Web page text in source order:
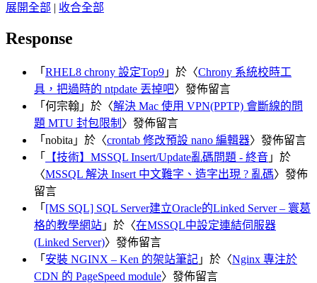
展開全部 | 收合全部
Response
「 RHEL8 chrony 設定Top9 」於〈Chrony 系統校時工
具，把過時的 ntpdate 丟掉吧〉發佈留言
「 何宗翰 」於〈解決 Mac 使用 VPN(PPTP) 會斷線的問
題 MTU 封包限制 〉發佈留言
「 nobita 」於〈crontab 修改預設 nano 編輯器〉發佈留言
「
【技術】MSSQL Insert/Update亂碼問題 - 終音 」於
〈MSSQL 解決 Insert 中文難字、造字出現 ? 亂碼〉發佈
留言
「 [MS SQL] SQL Server建立Oracle的Linked Server – 寰葛
格的教學網站 」於〈在MSSQL中設定連結伺服器
(Linked Server)〉發佈留言
「 安裝 NGINX – Ken 的架站筆記 」於〈Nginx 專注於
CDN 的 PageSpeed module〉發佈留言